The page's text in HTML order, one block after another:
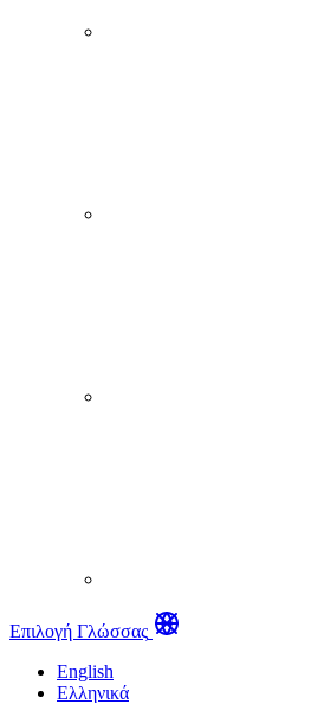
Επιλογή Γλώσσας
English
Ελληνικά